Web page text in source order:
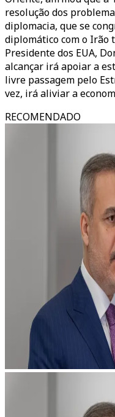
resolução dos
diplomacia, que se
diplomático com o
Presidente dos EUA,
alcançar irá apoiar a
livre passagem pelo
vez, irá aliviar a
RECOMENDADO